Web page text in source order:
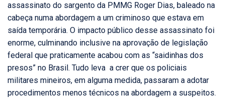
assassinato do sargento da PMMG Roger Dias, baleado na
cabeça numa abordagem a um criminoso que estava em
saída temporária. O impacto público desse assassinato foi
enorme, culminando inclusive na aprovação de legislação
federal que praticamente acabou com as “saidinhas dos
presos” no Brasil. Tudo leva a crer que os policiais
militares mineiros, em alguma medida, passaram a adotar
procedimentos menos técnicos na abordagem a suspeitos.